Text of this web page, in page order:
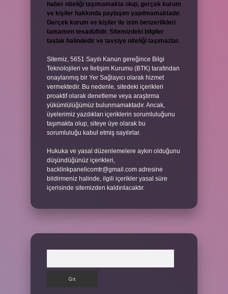
haber niteliği taşımamakta olup, gerçek kurum
ve kişiler hakkında paylaşım yapılmamaktadır.
Gerçek kurum ve kişiler ile isim benzerlikleri
tamamen tesadüfidir. Sitemizdeki bilgiler
taslak halindedir ve tavsiye niteliği taşımazlar.
Sitemiz, 5651 Sayılı Kanun gereğince Bilgi
Teknolojileri ve İletişim Kurumu (BTK) tarafından
onaylanmış bir Yer Sağlayıcı olarak hizmet
vermektedir. Bu nedenle, sitedeki içerikleri
proaktif olarak denetleme veya araştırma
yükümlülüğümüz bulunmamaktadır. Ancak,
üyelerimiz yazdıkları içeriklerin sorumluluğunu
taşımakta olup, siteye üye olarak bu
sorumluluğu kabul etmiş sayılırlar.
Hukuka ve yasal düzenlemelere aykırı olduğunu
düşündüğünüz içerikleri,
backlinkpanelicomtr@gmail.com adresine
bildirmeniz halinde, ilgili içerikler yasal süre
içerisinde sitemizden kaldırılacaktır.